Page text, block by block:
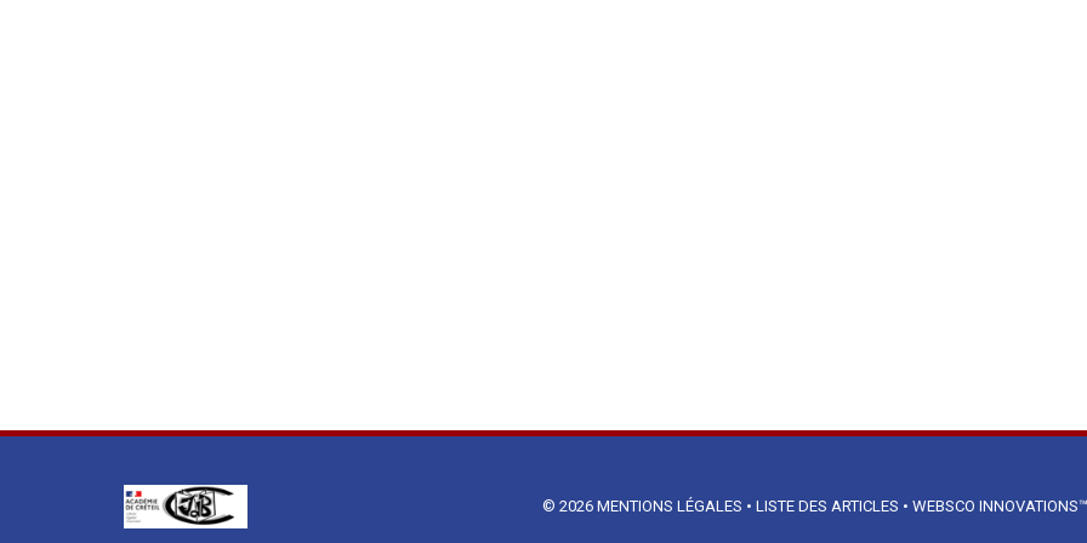
© 2026 MENTIONS LÉGALES • LISTE DES ARTICLES • WEBSCO INNOVATIONS™